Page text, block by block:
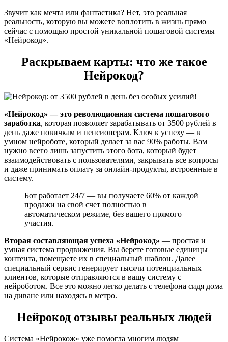
Звучит как мечта или фантастика? Нет, это реальная
реальность, которую вы можете воплотить в жизнь прямо
сейчас с помощью простой уникальной пошаговой системы
«Нейрокод».
Раскрываем карты: что же такое
Нейрокод?
«Нейрокод» — это революционная система пошагового
заработка, которая позволяет зарабатывать от 3500 рублей в
день даже новичкам и пенсионерам. Ключ к успеху — в
умном нейроботе, который делает за вас 90% работы. Вам
нужно всего лишь запустить этого бота, который будет
взаимодействовать с пользователями, закрывать все вопросы
и даже принимать оплату за онлайн-продукты, встроенные в
систему.
Бот работает 24/7 — вы получаете 60% от каждой
продажи на свой счет полностью в
автоматическом режиме, без вашего прямого
участия.
Вторая составляющая успеха «Нейрокод» — простая и
умная система продвижения. Вы берете готовые единицы
контента, помещаете их в специальный шаблон. Далее
специальный сервис генерирует тысячи потенциальных
клиентов, которые отправляются в вашу систему с
нейроботом. Все это можно легко делать с телефона сидя дома
на диване или находясь в метро.
Нейрокод отзывы реальных людей
Система «Нейрокож» уже помогла многим людям